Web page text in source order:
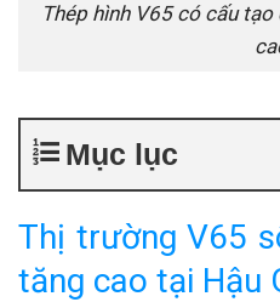
Thép hình V65 có cấu
Mục lục
Thị trường V65
tăng cao tại Hậu